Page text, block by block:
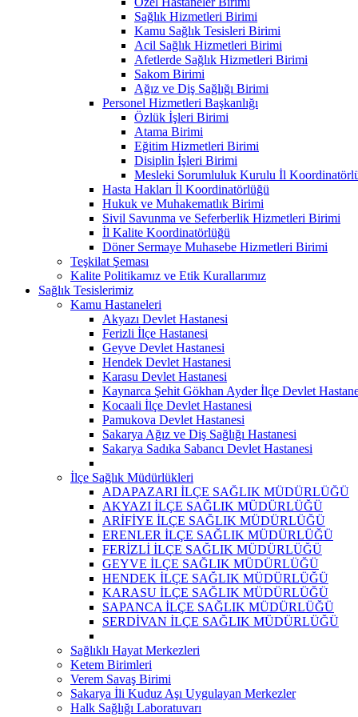
Sağlık Hizmetleri Birimi
Kamu Sağlık Tesisleri Birimi
Acil Sağlık Hizmetleri Birimi
Afetlerde Sağlık Hizmetleri Birimi
Sakom Birimi
Ağız ve Diş Sağlığı Birimi
Personel Hizmetleri Başkanlığı
Özlük İşleri Birimi
Atama Birimi
Eğitim Hizmetleri Birimi
Disiplin İşleri Birimi
Mesleki Sorumluluk Kurulu İl
Hasta Hakları İl Koordinatörlüğü
Hukuk ve Muhakematlık Birimi
Sivil Savunma ve Seferberlik Hizmetleri Birimi
İl Kalite Koordinatörlüğü
Döner Sermaye Muhasebe Hizmetleri Birimi
Teşkilat Şeması
Kalite Politikamız ve Etik Kurallarımız
Sağlık Tesislerimiz
Kamu Hastaneleri
Akyazı Devlet Hastanesi
Ferizli İlçe Hastanesi
Geyve Devlet Hastanesi
Hendek Devlet Hastanesi
Karasu Devlet Hastanesi
Kaynarca Şehit Gökhan Ayder İlçe Devlet
Kocaali İlçe Devlet Hastanesi
Pamukova Devlet Hastanesi
Sakarya Ağız ve Diş Sağlığı Hastanesi
Sakarya Sadıka Sabancı Devlet Hastanesi
İlçe Sağlık Müdürlükleri
ADAPAZARI İLÇE SAĞLIK MÜDÜRLÜĞÜ
AKYAZI İLÇE SAĞLIK MÜDÜRLÜĞÜ
ARİFİYE İLÇE SAĞLIK MÜDÜRLÜĞÜ
ERENLER İLÇE SAĞLIK MÜDÜRLÜĞÜ
FERİZLİ İLÇE SAĞLIK MÜDÜRLÜĞÜ
GEYVE İLÇE SAĞLIK MÜDÜRLÜĞÜ
HENDEK İLÇE SAĞLIK MÜDÜRLÜĞÜ
KARASU İLÇE SAĞLIK MÜDÜRLÜĞÜ
SAPANCA İLÇE SAĞLIK MÜDÜRLÜĞÜ
SERDİVAN İLÇE SAĞLIK MÜDÜRLÜĞÜ
Sağlıklı Hayat Merkezleri
Ketem Birimleri
Verem Savaş Birimi
Sakarya İli Kuduz Aşı Uygulayan Merkezler
Halk Sağlığı Laboratuvarı